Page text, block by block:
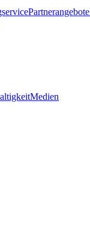
Partnerangebote
Medien